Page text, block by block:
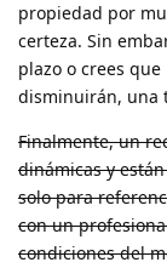
propiedad por
certeza. Sin
plazo o crees
disminuirán, una
Finalmente, un
dinámicas y
solo para
con un
condiciones del